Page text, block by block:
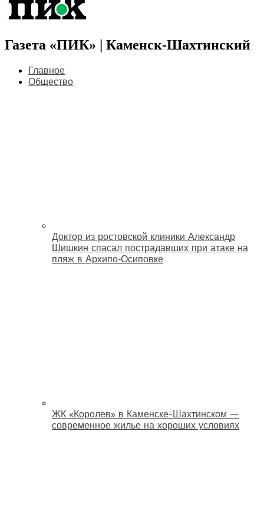
Газета «ПИК» | Каменск-Шахтинский
Главное
Общество
Доктор из ростовской клиники Александр
Шишкин спасал пострадавших при атаке на
пляж в Архипо‑Осиповке
ЖК «Королев» в Каменске-Шахтинском —
современное жилье на хороших условиях